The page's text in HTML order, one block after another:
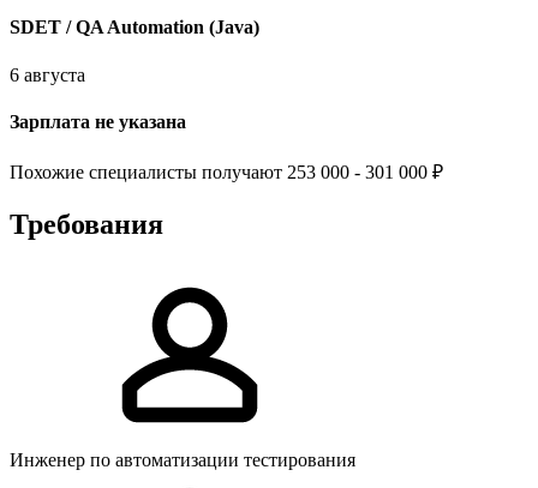
SDET / QA Automation (Java)
6 августа
Зарплата не указана
Похожие специалисты получают 253 000 - 301 000 ₽
Требования
Инженер по автоматизации тестирования